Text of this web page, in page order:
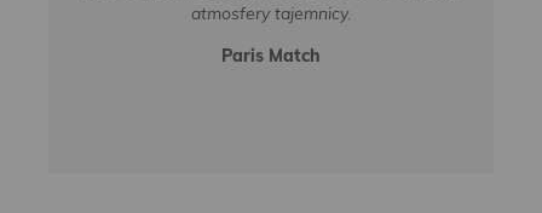
atmosfery tajemnicy.
Paris Match